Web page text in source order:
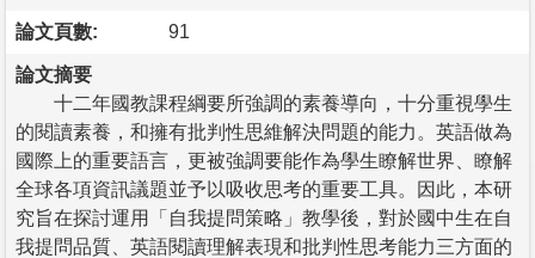
論文頁數: 91
論文摘要
十二年國教課程綱要所強調的素養導向，十分重視學生
的閱讀素養，和擁有批判性思維解決問題的能力。英語做為
國際上的重要語言，更被強調要能作為學生瞭解世界、瞭解
全球各項資訊議題並予以吸收思考的重要工具。因此，本研
究旨在探討運用「自我提問策略」教學後，對於國中生在自
我提問品質、英語閱讀理解表現和批判性思考能力三方面的